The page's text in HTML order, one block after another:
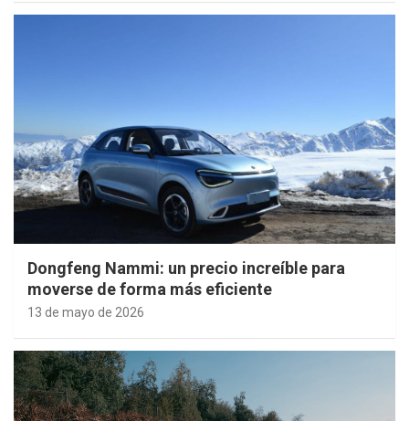
Dongfeng Nammi: un precio increíble para
moverse de forma más eficiente
13 de mayo de 2026